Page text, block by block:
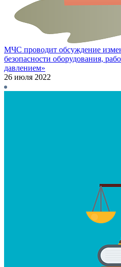
МЧС проводит обсуждение
безопасности оборудования,
давлением»
26 июля 2022